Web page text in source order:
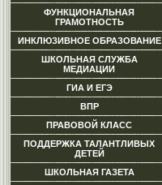
ФУНКЦИОНАЛЬНАЯ
ГРАМОТНОСТЬ
ИНКЛЮЗИВНОЕ ОБРАЗОВАНИЕ
ШКОЛЬНАЯ СЛУЖБА
МЕДИАЦИИ
ГИА И ЕГЭ
ВПР
ПРАВОВОЙ КЛАСС
ПОДДЕРЖКА ТАЛАНТЛИВЫХ
ДЕТЕЙ
ШКОЛЬНАЯ ГАЗЕТА